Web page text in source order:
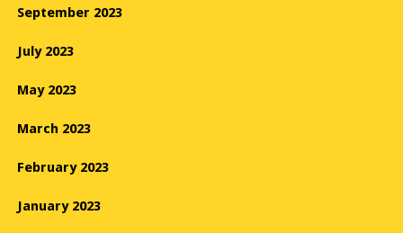
September 2023
July 2023
May 2023
March 2023
February 2023
January 2023